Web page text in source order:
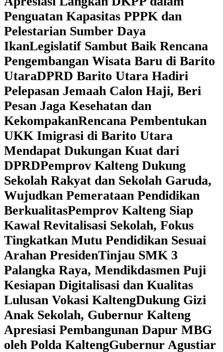
Penguatan Kapasitas PPPK dan
Pelestarian Sumber Daya
IkanLegislatif Sambut Baik Rencana
Pengembangan Wisata Baru di Barito
UtaraDPRD Barito Utara Hadiri
Pelepasan Jemaah Calon Haji, Beri
Pesan Jaga Kesehatan dan
KekompakanRencana Pembentukan
UKK Imigrasi di Barito Utara
Mendapat Dukungan Kuat dari
DPRD‎Pemprov Kalteng Dukung
Sekolah Rakyat dan Sekolah Garuda,
Wujudkan Pemerataan Pendidikan
Berkualitas‎Pemprov Kalteng Siap
Kawal Revitalisasi Sekolah, Fokus
Tingkatkan Mutu Pendidikan Sesuai
Arahan Presiden‎Tinjau SMK 3
Palangka Raya, Mendikdasmen Puji
Kesiapan Digitalisasi dan Kualitas
Lulusan Vokasi Kalteng‎Dukung Gizi
Anak Sekolah, Gubernur Kalteng
Apresiasi Pembangunan Dapur MBG
oleh Polda Kalteng‎Gubernur Agustiar